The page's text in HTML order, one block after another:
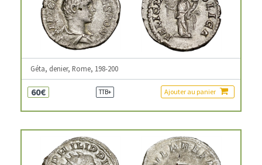
Géta, denier, Rome, 198-200
60€ TTB+ Ajouter au panier